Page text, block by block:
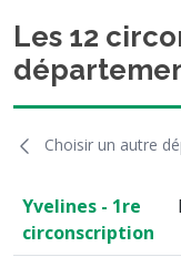
Les 12
Choisir un autre
Yvelines - 1re
circonscription